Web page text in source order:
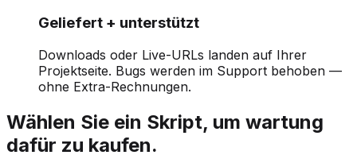
Geliefert + unterstützt
Downloads oder Live-URLs landen auf Ihrer
Projektseite. Bugs werden im Support behoben —
ohne Extra-Rechnungen.
Wählen Sie ein Skript, um wartung
dafür zu kaufen.